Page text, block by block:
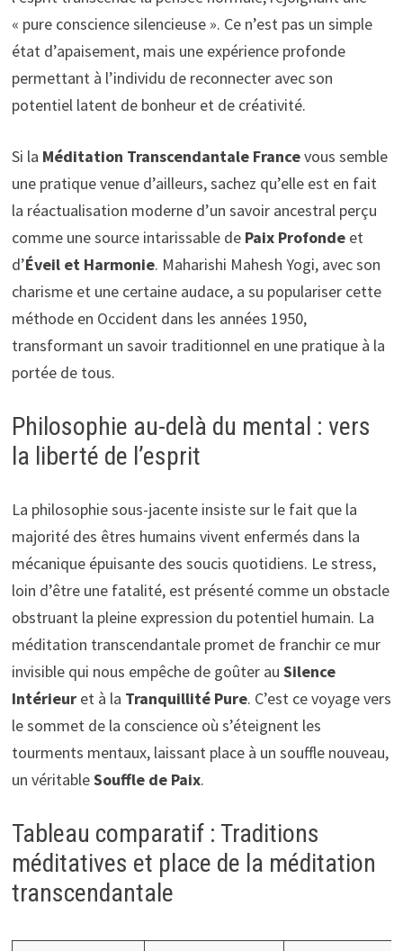
« pure conscience silencieuse ». Ce n’est pas un simple
état d’apaisement, mais une expérience profonde
permettant à l’individu de reconnecter avec son
potentiel latent de bonheur et de créativité.
Si la Méditation Transcendantale Francevous semble
une pratique venue d’ailleurs, sachez qu’elle est en fait
la réactualisation moderne d’un savoir ancestral perçu
comme une source intarissable de Paix Profondeet
d’Éveil et Harmonie. Maharishi Mahesh Yogi, avec son
charisme et une certaine audace, a su populariser cette
méthode en Occident dans les années 1950,
transformant un savoir traditionnel en une pratique à la
portée de tous.
Philosophie au-delà du mental : vers
la liberté de l’esprit
La philosophie sous-jacente insiste sur le fait que la
majorité des êtres humains vivent enfermés dans la
mécanique épuisante des soucis quotidiens. Le stress,
loin d’être une fatalité, est présenté comme un obstacle
obstruant la pleine expression du potentiel humain. La
méditation transcendantale promet de franchir ce mur
invisible qui nous empêche de goûter au Silence
Intérieuret à la Tranquillité Pure. C’est ce voyage vers
le sommet de la conscience où s’éteignent les
tourments mentaux, laissant place à un souffle nouveau,
un véritableSouffle de Paix.
Tableau comparatif : Traditions
méditatives et place de la méditation
transcendantale